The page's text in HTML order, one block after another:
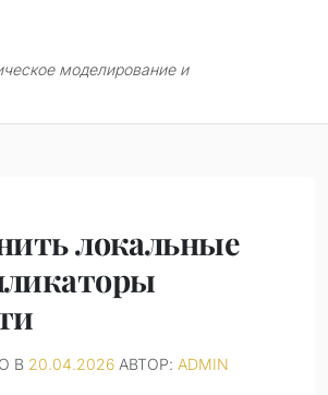
моделирование и
локальные
В 20.04.2026 АВТОР: ADMIN